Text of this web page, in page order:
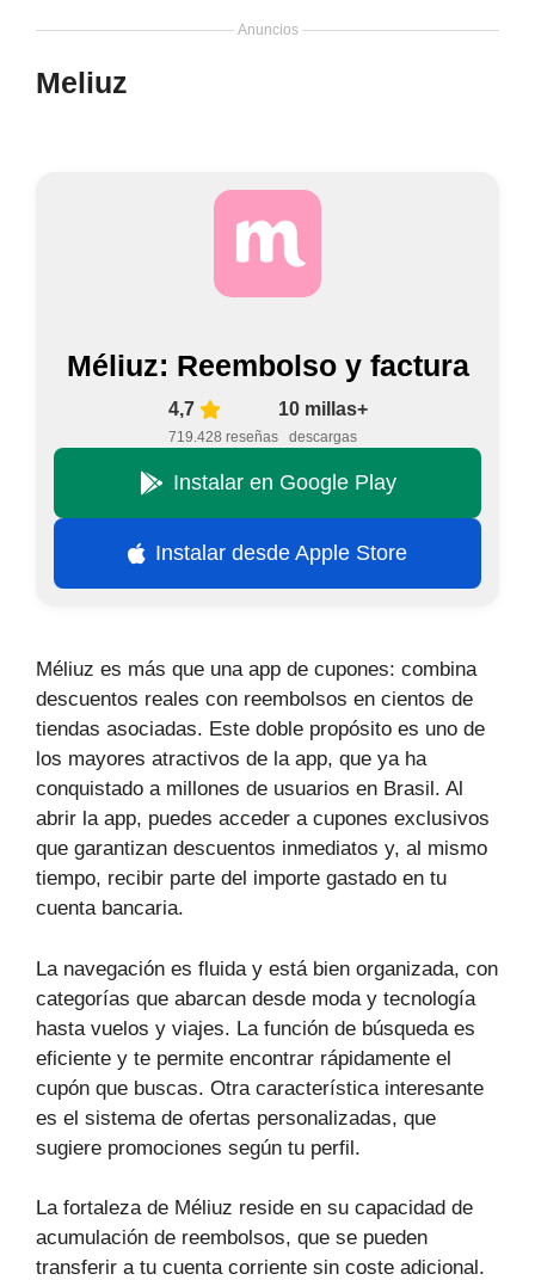
Anuncios
Meliuz
Méliuz: Reembolso y factura
4,7
719.428 reseñas
10 millas+
descargas
Instalar en Google Play
Instalar desde Apple Store
Méliuz es más que una app de cupones: combina
descuentos reales con reembolsos en cientos de
tiendas asociadas. Este doble propósito es uno de
los mayores atractivos de la app, que ya ha
conquistado a millones de usuarios en Brasil. Al
abrir la app, puedes acceder a cupones exclusivos
que garantizan descuentos inmediatos y, al mismo
tiempo, recibir parte del importe gastado en tu
cuenta bancaria.
La navegación es fluida y está bien organizada, con
categorías que abarcan desde moda y tecnología
hasta vuelos y viajes. La función de búsqueda es
eficiente y te permite encontrar rápidamente el
cupón que buscas. Otra característica interesante
es el sistema de ofertas personalizadas, que
sugiere promociones según tu perfil.
La fortaleza de Méliuz reside en su capacidad de
acumulación de reembolsos, que se pueden
transferir a tu cuenta corriente sin coste adicional.